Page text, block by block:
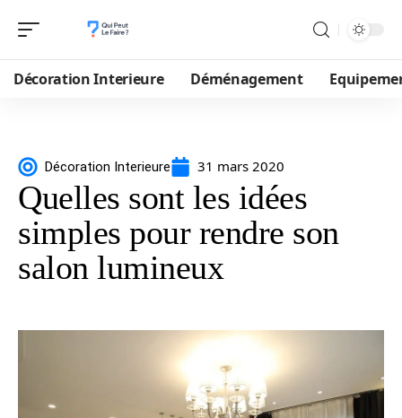
Décoration Interieure Déménagement
Décoration Interieure 31 mars 2020
Quelles sont les idées
simples pour rendre son
salon lumineux